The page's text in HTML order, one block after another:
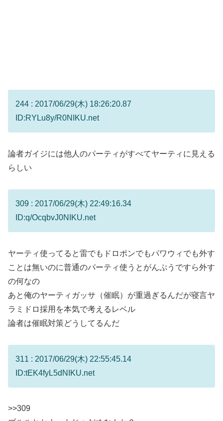
244 : 2017/06/29(木) 18:26:20.87
ID:RYLu8y/R0NIKU.net
論者ガイジには他人のパーティがすべてヤーティに見える
らしい
309 : 2017/06/29(木) 22:49:16.34
ID:q/OcqbvJ0NIKU.net
ヤーティ使ってると雷でもドロポンでもパワウィでも外す
ことは無いのに普通のパーティ使うとがんぷうですら外す
の何なの
あと俺のヤーティガッサ（催眠）が重過ぎるんだが寝言ヤ
ラミドロ採用を本気で考えるレベル
論者は催眠対策どうしてるんだ
311 : 2017/06/29(木) 22:55:45.14
ID:tEK4fyL5dNIKU.net
>>309